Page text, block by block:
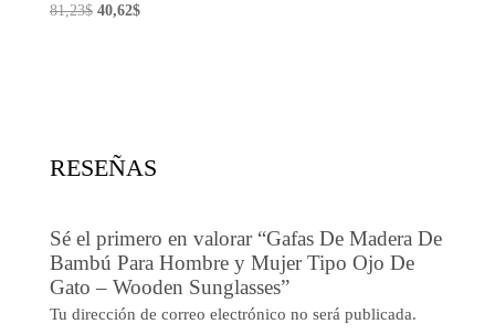
81,23$ El
40,62$El
RESEÑAS
Sé el primero en valorar “Gafas De Madera De
Bambú Para Hombre y Mujer Tipo Ojo De
Gato – Wooden Sunglasses”
Tu dirección de correo electrónico no será publicada.